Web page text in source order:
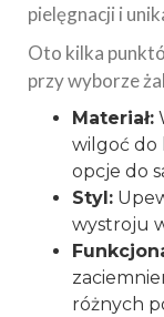
pielęgnacji i
Oto kilka
przy wyborze
Materiał:
wilgoć do
opcje do
Styl:
wystroju
różnych